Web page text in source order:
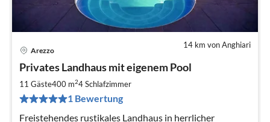
14 km von Anghiari
Arezzo
Privates Landhaus mit eigenem Pool
11 Gäste400 m24Schlafzimmer
1 Bewertung
Freistehendes rustikales Landhaus in herrlicher